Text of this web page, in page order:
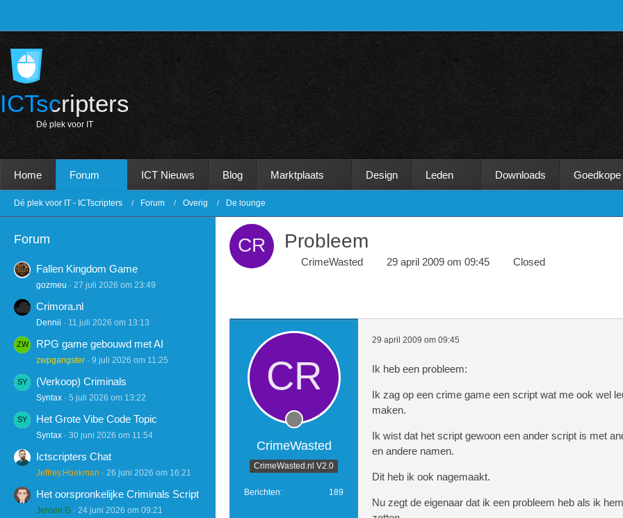
ICTscripters
Dé p e k voor T
Home Forum ICT Nieuws Blog Marktplaats Design Leden Downloads
Dé plek voor IT - ICTscripters Forum Overig De lounge
Forum
Fallen Kingdom Game
gozmeu 27 juli 2026 om 23:49
Crimora.nl
Dennii 11 juli 2026 om 13:13
RPG game gebouwd met AI
zwpgangster 9 juli 2026 om 11:25
(Verkoop) Criminals
Syntax 5 juli 2026 om 13:22
Het Grote Vibe Code Topic
Syntax 30 juni 2026 om 11:54
Ictscripters Chat
Jeffrey.Hoekman 26 juni 2026 om 16:21
Het oorspronkelijke Criminals Script
Jeroen.G 24 juni 2026 om 09:21
Probleem
CrimeWasted 29 april 2009 om 09:45 Closed
CrimeWasted
CrimeWasted.nl V2.0
Berichten 189
29 april 2009 om 09:45
Ik heb een probleem:
Ik zag op een crime game een script wat me ook wel
maken.
Ik wist dat het script gewoon een ander script is met
en andere namen.
Dit heb ik ook nagemaakt.
Nu zegt de eigenaar dat ik een probleem heb als ik